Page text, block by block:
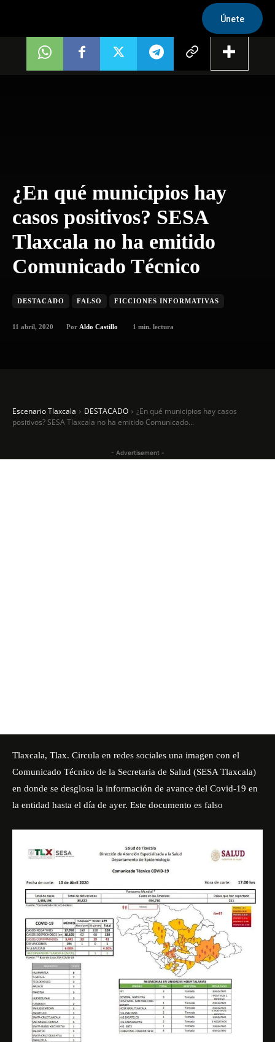
Únete
¿En qué municipios hay
casos positivos? SESA
Tlaxcala no ha emitido
Comunicado Técnico
DESTACADO FALSO FICCIONES INFORMATIVAS
11 abril, 2020 Por Aldo Castillo 1 min. lectura
Escenario Tlaxcala DESTACADO
¿En qué municipios hay casos
positivos? SESA Tlaxcala no ha emitido Comunicado...
- Advertisement -
Tlaxcala, Tlax. Circula en redes sociales una imagen con el
Comunicado Técnico de la Secretaria de Salud (SESA Tlaxcala)
en donde se desglosa la información de avance del Covid-19 en
la entidad hasta el día de ayer. Este documento es falso